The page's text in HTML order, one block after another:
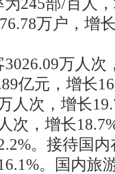
为245部/百人
76.78万户，增
3026.09万人次
亿元，增长
人次，增长
次，增长
。接待国
。国内旅